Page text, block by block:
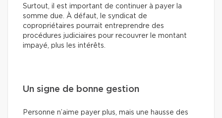
Surtout, il est important de continuer à payer la
somme due. À défaut, le syndicat de
copropriétaires pourrait entreprendre des
procédures judiciaires pour recouvrer le montant
impayé, plus les intérêts.
Un signe de bonne gestion
Personne n’aime payer plus, mais une hausse des